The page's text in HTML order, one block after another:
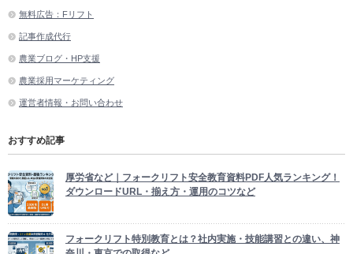
無料広告：Fリフト
記事作成代行
農業ブログ・HP支援
農業採用マーケティング
運営者情報・お問い合わせ
おすすめ記事
厚労省など｜フォークリフト安全教育資料PDF人気ランキング！
ダウンロードURL・揃え方・運用のコツなど
フォークリフト特別教育とは？社内実施・技能講習との違い、神